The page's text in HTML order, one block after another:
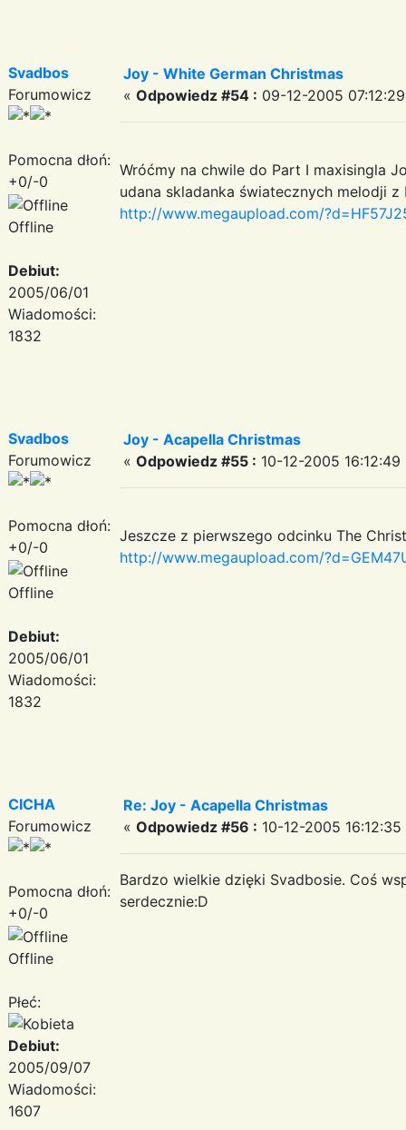
Svadbos
Forumowicz
Pomocna dłoń:
+0/-0
Offline
Debiut:
2005/06/01
Wiadomości:
1832
Joy - White German Christmas
« Odpowiedz #54 : 09-12-2005
Wróćmy na chwile do Part I maxisingla
udana skladanka światecznych melodji z
http://www.megaupload.com/
Svadbos
Forumowicz
Pomocna dłoń:
+0/-0
Offline
Debiut:
2005/06/01
Wiadomości:
1832
Joy - Acapella Christmas
« Odpowiedz #55 : 10-12-2005 16:12:49
Jeszcze z pierwszego odcinku The
http://www.megaupload.com/
CICHA
Forumowicz
Pomocna dłoń:
+0/-0
Offline
Płeć:
Debiut:
2005/09/07
Wiadomości:
1607
Re: Joy - Acapella Christmas
« Odpowiedz #56 : 10-12-2005 16:12:35
Bardzo wielkie dzięki Svadbosie. Coś
serdecznie:D